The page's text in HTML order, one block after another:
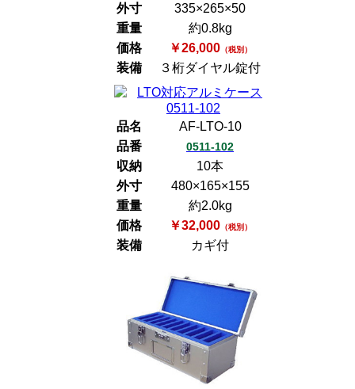
外寸
335×265×50
重量
約0.8kg
価格
￥26,000（税別）
装備 ３桁ダイヤル錠付
品名
AF-LTO-10
品番
0511-102
収納
10本
外寸
480×165×155
重量
約2.0kg
価格
￥32,000（税別）
装備 カギ付